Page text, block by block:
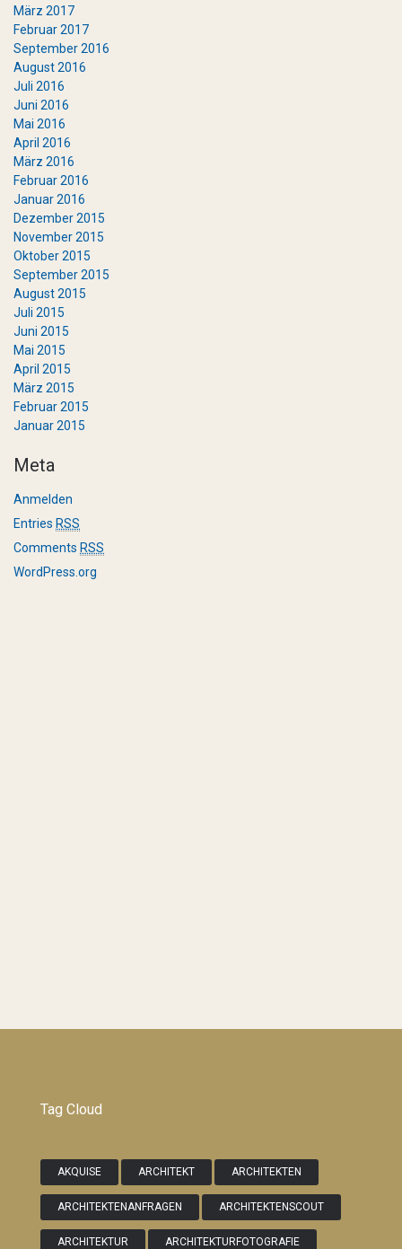
März 2017
Februar 2017
September 2016
August 2016
Juli 2016
Juni 2016
Mai 2016
April 2016
März 2016
Februar 2016
Januar 2016
Dezember 2015
November 2015
Oktober 2015
September 2015
August 2015
Juli 2015
Juni 2015
Mai 2015
April 2015
März 2015
Februar 2015
Januar 2015
Meta
Anmelden
Entries RSS
Comments RSS
WordPress.org
Tag Cloud
AKQUISE ARCHITEKT ARCHITEKTEN
ARCHITEKTENANFRAGEN ARCHITEKTENSCOUT
ARCHITEKTUR ARCHITEKTURFOTOGRAFIE